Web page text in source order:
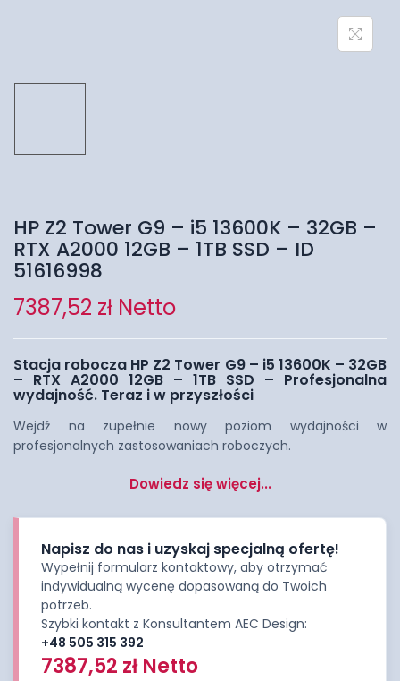
HP Z2 Tower G9 – i5 13600K – 32GB –
RTX A2000 12GB – 1TB SSD – ID
51616998
7387,52 zł Netto
Stacja robocza HP Z2 Tower G9 – i5 13600K – 32GB
– RTX A2000 12GB – 1TB SSD – Profesjonalna
wydajność. Teraz i w przyszłości
Wejdź na zupełnie nowy poziom wydajności w
profesjonalnych zastosowaniach roboczych.
Dowiedz się więcej...
Napisz do nas i uzyskaj specjalną ofertę!
Wypełnij formularz kontaktowy, aby otrzymać
indywidualną wycenę dopasowaną do Twoich
potrzeb.
Szybki kontakt z Konsultantem AEC Design:
+48 505 315 392
7387,52 zł Netto